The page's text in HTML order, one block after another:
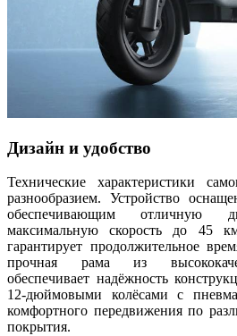
Дизайн и удобство
Технические характеристики
разнообразием. Устройство
обеспечивающим отличную
максимальную скорость до 45
гарантирует продолжительное
прочная рама из
обеспечивает надёжность
12-дюймовыми колёсами с
комфортного передвижения по
покрытия.